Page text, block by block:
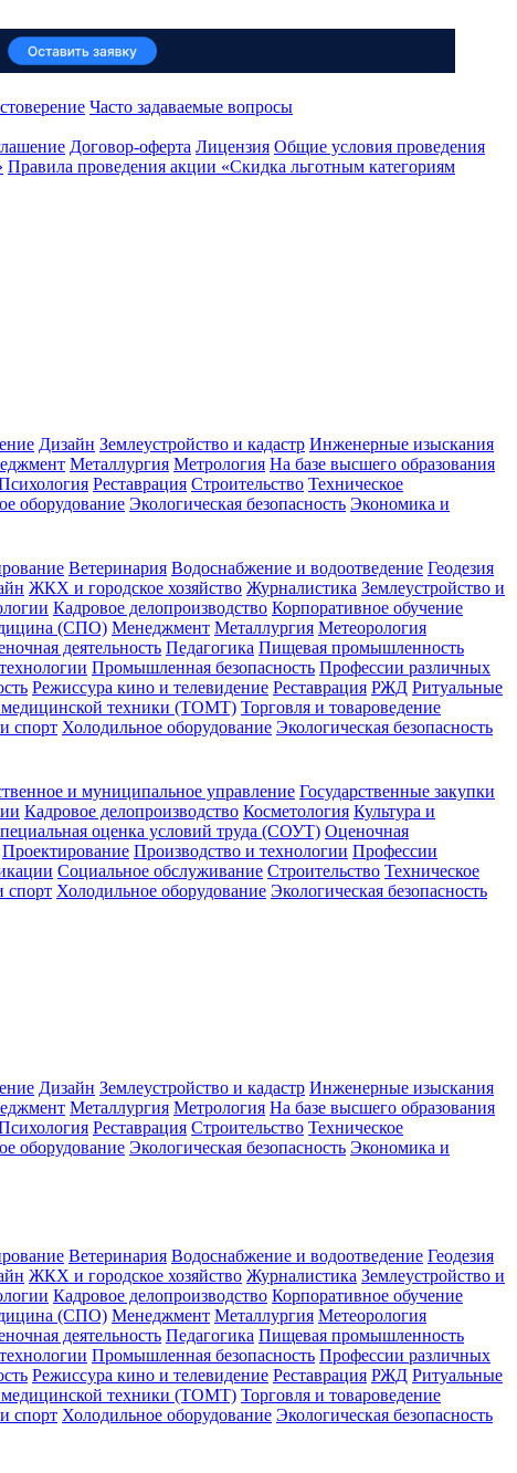
Часто задаваемые вопросы
Договор-оферта Лицензия Общие условия проведения
Правила проведения акции «Скидка льготным категориям
Дизайн Землеустройство и кадастр Инженерные изыскания
Металлургия Метрология На базе высшего образования
Реставрация Строительство Техническое
оборудование Экологическая безопасность Экономика и
Ветеринария Водоснабжение и водоотведение Геодезия
ЖКХ и городское хозяйство Журналистика Землеустройство и
Кадровое делопроизводство Корпоративное обучение
(СПО) Менеджмент Металлургия Метеорология
деятельность Педагогика Пищевая промышленность
Промышленная безопасность Профессии различных
Режиссура кино и телевидение Реставрация РЖД Ритуальные
медицинской техники (ТОМТ) Торговля и товароведение
спорт Холодильное оборудование Экологическая безопасность
и муниципальное управление Государственные закупки
Кадровое делопроизводство Косметология Культура и
оценка условий труда (СОУТ) Оценочная
Проектирование Производство и технологии Профессии
Социальное обслуживание Строительство Техническое
спорт Холодильное оборудование Экологическая безопасность
Дизайн Землеустройство и кадастр Инженерные изыскания
Металлургия Метрология На базе высшего образования
Реставрация Строительство Техническое
оборудование Экологическая безопасность Экономика и
Ветеринария Водоснабжение и водоотведение Геодезия
ЖКХ и городское хозяйство Журналистика Землеустройство и
Кадровое делопроизводство Корпоративное обучение
(СПО) Менеджмент Металлургия Метеорология
деятельность Педагогика Пищевая промышленность
Промышленная безопасность Профессии различных
Режиссура кино и телевидение Реставрация РЖД Ритуальные
медицинской техники (ТОМТ) Торговля и товароведение
спорт Холодильное оборудование Экологическая безопасность